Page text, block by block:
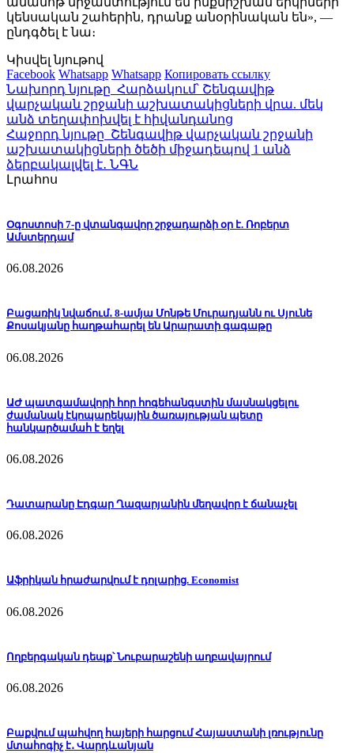
կենսական շահերին, դրանք անօրինական են», —
ընդգծել է նա։
Կիսվել նյութով
Facebook Whatsapp Whatsapp Копировать ссылку
Նախորդ նյութը Հարձակում՝ Շենգավիթ
վարչական շրջանի աշխատակիցների վրա. մեկ
անձ տեղափոխվել է հիվանդանոց
Հաջորդ նյութը Շենգավիթ վարչական շրջանի
աշխատակիցների ծեծի միջադեպով 1 անձ
ձերբակալվել է․ ՆԳՆ
Լրահոս
Օգոստոսի 7-ը վտանգավոր շրջադարձի օր է. Ռոբերտ
Ամստերդամ
06.08.2026
Բացառիկ նվաճում․ 8-ամյա Մոնթե Մուրադյանն ու Սյունե
Քոսակյանը հաղթահարել են Արարատի գագաթը
06.08.2026
ԱԺ պատգամավորի հոր հոգեհանգստին մասնակցելու
ժամանակ էկոպարեկային ծառայության պետը
հանկարծամահ է եղել
06.08.2026
Դատարանը Էդգար Ղազարյանին մեղավոր է ճանաչել
06.08.2026
Աֆրիկան ​​հրաժարվում է դոլարից. Economist
06.08.2026
Ողբերգական դեպք՝ Նուբարաշենի աղբավայրում
06.08.2026
Բաքվում պահվող հայերի հարցում Հայաստանի լռությունը
մտահոգիչ է․ Վարդևանյան